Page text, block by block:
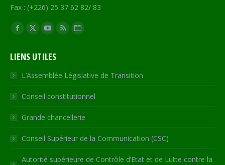
Fax : (+226) 25 37 62 82/ 83
Trouvez nous sur :
Facebook
opens
in
new
window
X
opens
in
new
window
YouTube
opens
in
new
window
RSS
in
new
window
Site
opens
in
new
LIENS UTILES
L’Assemblée Législative de Transition
Conseil constitutionnel
Grande chancellerie
Conseil Supérieur de la Communication (CSC)
Autorité supérieure de Contrôle d’Etat et de Lutte contre la